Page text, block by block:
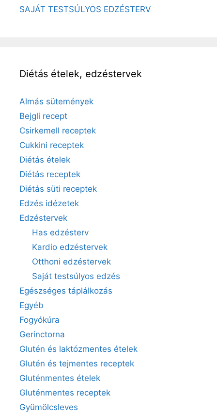
SAJÁT TESTSÚLYOS EDZÉSTERV
Diétás ételek, edzéstervek
Almás sütemények
Bejgli recept
Csirkemell receptek
Cukkini receptek
Diétás ételek
Diétás receptek
Diétás süti receptek
Edzés idézetek
Edzéstervek
Has edzésterv
Kardio edzéstervek
Otthoni edzéstervek
Saját testsúlyos edzés
Egészséges táplálkozás
Egyéb
Fogyókúra
Gerinctorna
Glutén és laktózmentes ételek
Glutén és tejmentes receptek
Gluténmentes ételek
Gluténmentes receptek
Gyümölcsleves